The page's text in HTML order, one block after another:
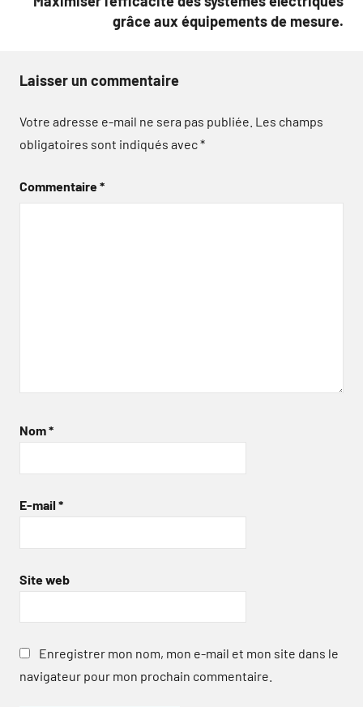
grâce aux équipements de mesure.
Laisser un commentaire
Votre adresse e-mail ne sera pas publiée. Les champs
obligatoires sont indiqués avec*
Commentaire*
Nom*
E-mail *
Site web
Enregistrer mon nom, mon e-mail et mon site dans le
navigateur pour mon prochain commentaire.